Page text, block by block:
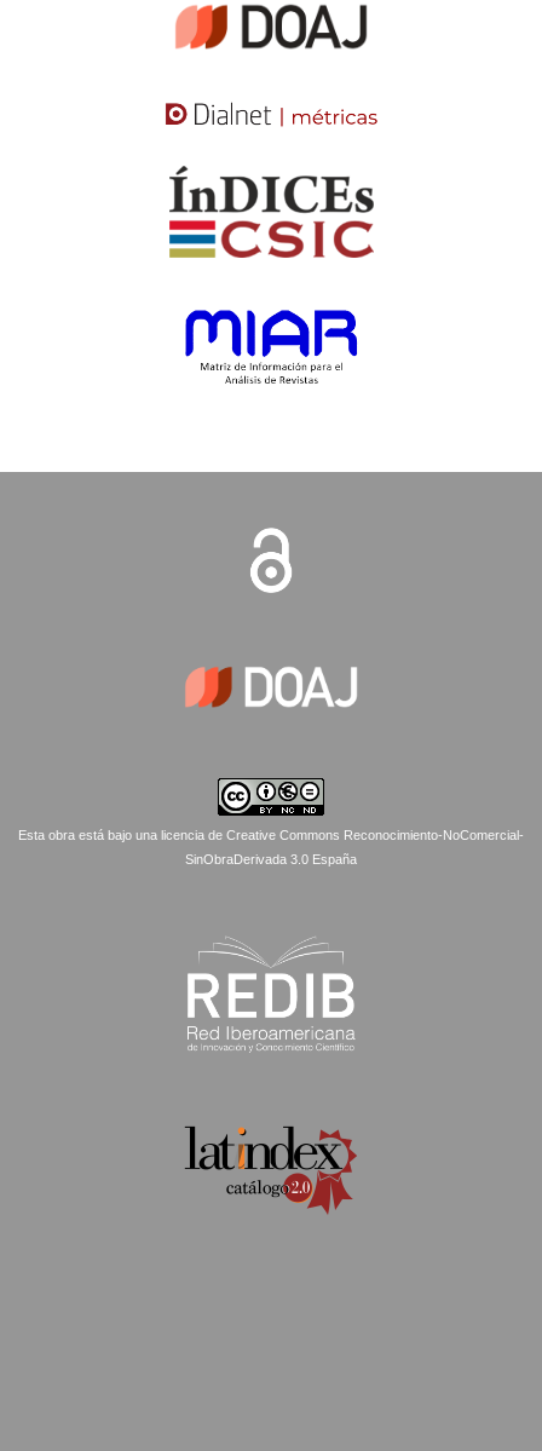
Esta obra está bajo una licencia de Creative Commons Reconocimiento-NoComercial-
SinObraDerivada 3.0 España